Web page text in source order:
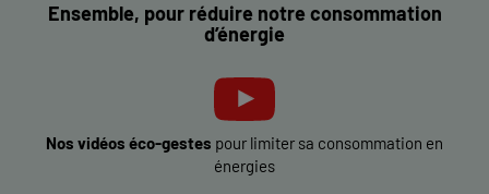
Ensemble, pour réduire notre consommation
d’énergie
Nos vidéos éco-gestes pour limiter sa consommation en
énergies